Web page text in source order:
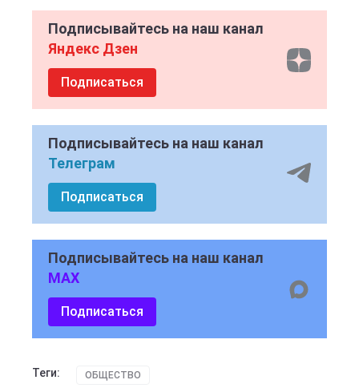
Подписывайтесь на наш канал
Яндекс Дзен
Подписаться
Подписывайтесь на наш канал
Телеграм
Подписаться
Подписывайтесь на наш канал
MAX
Подписаться
Теги: ОБЩЕСТВО